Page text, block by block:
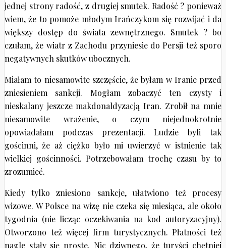
jednej strony radość, z drugiej smutek. Radość ? ponieważ
wiem, że to pomoże młodym Irańczykom się rozwijać i da
większy dostęp do świata zewnętrznego. Smutek ? bo
czułam, że wiatr z Zachodu przyniesie do Persji też sporo
negatywnych skutków ubocznych.
Miałam to niesamowite szczęście, że byłam w Iranie przed
zniesieniem sankcji. Mogłam zobaczyć ten czysty i
nieskalany jeszcze makdonaldyzacją Iran. Zrobił na mnie
niesamowite wrażenie, o czym niejednokrotnie
opowiadałam podczas prezentacji. Ludzie byli tak
gościnni, że aż ciężko było mi uwierzyć w istnienie tak
wielkiej gościnności. Potrzebowałam trochę czasu by to
zrozumieć.
Kiedy tylko zniesiono sankcje, ułatwiono też procesy
wizowe. W Polsce na wizę nie czeka się miesiąca, ale około
tygodnia (nie licząc oczekiwania na kod autoryzacyjny).
Otworzono też więcej firm turystycznych. Płatności też
nagle stały się proste. Nic dziwnego, że turyści chętniej